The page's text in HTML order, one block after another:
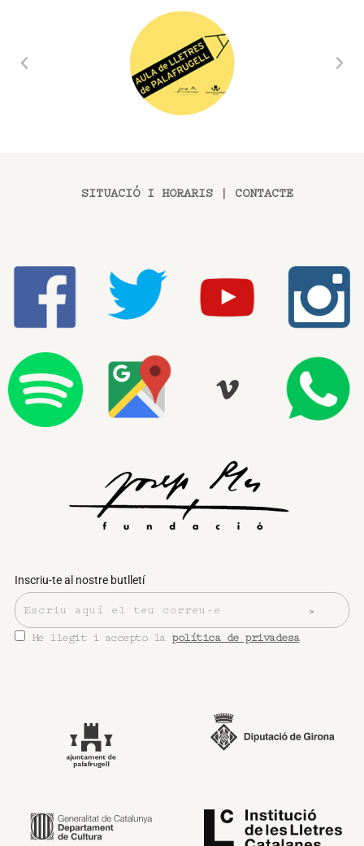
SITUACIÓ I HORARIS CONTACTE
Inscriu-te al nostre butlletí
He llegit i accepto la política de privadesa